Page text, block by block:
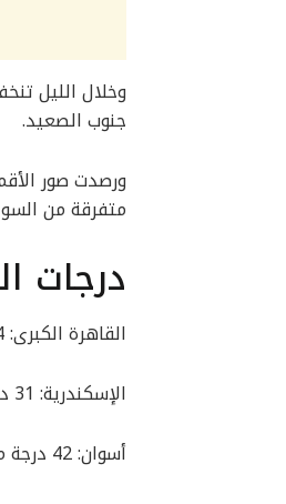
وخلال الليل
جنوب الصعيد.
متفرقة من
درجات
القاهرة الكبرى: 34 درجة مئوية.
الإسكندرية: 31 درجة مئوية.
أسوان: 42 درجة مئوية.